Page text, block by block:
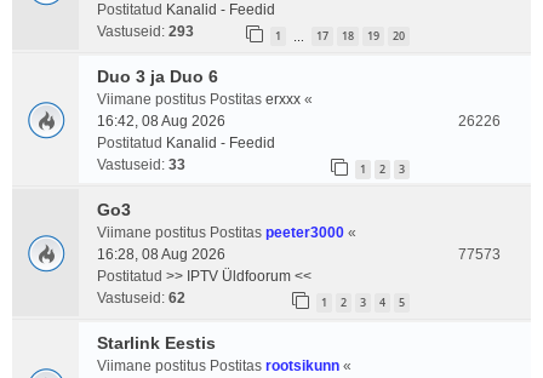
Postitatud Kanalid - Feedid
Vastuseid: 293 1 17 18 19 20
Duo 3 ja Duo 6
Viimane postitus Postitas erxxx «
16:42, 08 Aug 2026
Postitatud Kanalid - Feedid
Vastuseid: 33 1 2 3
26226
Go3
Viimane postitus Postitas peeter3000 «
16:28, 08 Aug 2026
Postitatud >> IPTV Üldfoorum <<
Vastuseid: 62 1 2 3 4 5
77573
Starlink Eestis
Viimane postitus Postitas rootsikunn «